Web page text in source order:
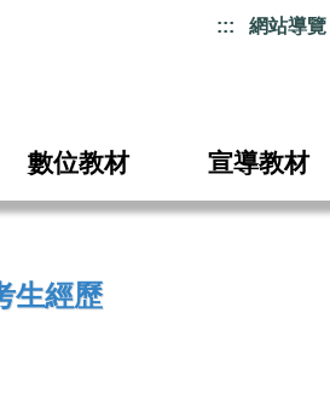
::: 網站導覽
數位教材 宣導教材
生經歷